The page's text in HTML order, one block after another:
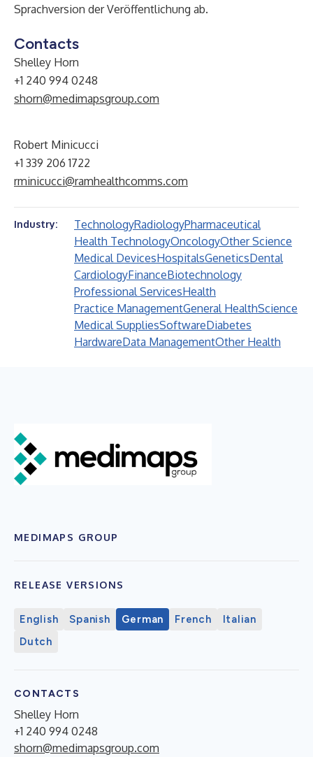
Sprachversion der Veröffentlichung ab.
Contacts
Shelley Horn
+1 240 994 0248
shorn@medimapsgroup.com
Robert Minicucci
+1 339 206 1722
rminicucci@ramhealthcomms.com
Industry: TechnologyRadiologyPharmaceutical
Health TechnologyOncologyOther Science
Medical DevicesHospitalsGeneticsDental
CardiologyFinanceBiotechnology
Professional ServicesHealth
Practice ManagementGeneral HealthScience
Medical SuppliesSoftwareDiabetes
HardwareData ManagementOther Health
MEDIMAPS GROUP
RELEASE VERSIONS
English Spanish German French
Italian
Dutch
CONTACTS
Shelley Horn
+1 240 994 0248
shorn@medimapsgroup.com